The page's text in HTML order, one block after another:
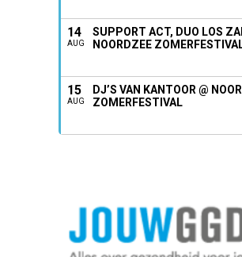
14
AUG
SUPPORT ACT, DUO LOS
NOORDZEE
15
AUG
DJ’S VAN KANTOOR @
ZOMERFESTIVAL